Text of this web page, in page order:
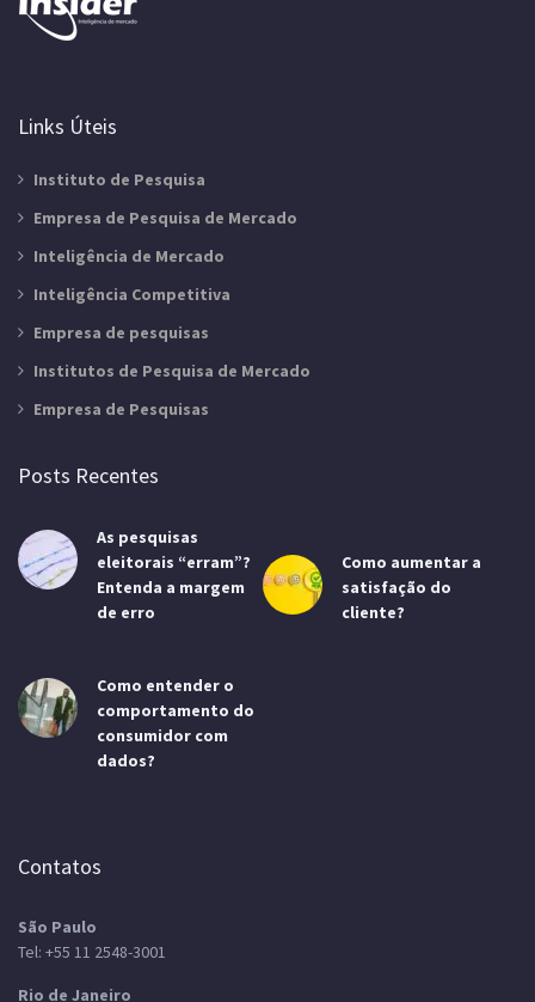
Links Úteis
Instituto de Pesquisa
Empresa de Pesquisa de Mercado
Inteligência de Mercado
Inteligência Competitiva
Empresa de pesquisas
Institutos de Pesquisa de Mercado
Empresa de Pesquisas
Posts Recentes
As pesquisas
eleitorais “erram”?
Entenda a margem
de erro
Como aumentar a
satisfação do
cliente?
Como entender o
comportamento do
consumidor com
dados?
Contatos
São Paulo
Tel: +55 11 2548-3001
Rio de Janeiro